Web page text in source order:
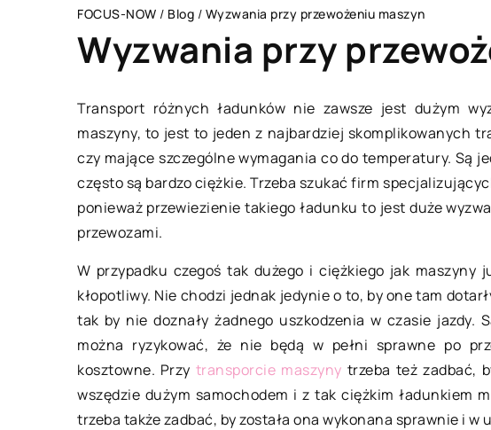
FOCUS-NOW / Blog / Wyzwania przy przewożeniu maszyn
Wyzwania przy
Transport różnych ładunków nie zawsze jest dużym
maszyny, to jest to jeden z najbardziej skomplikowanych
czy mające szczególne wymagania co do temperatury. Są
często są bardzo ciężkie. Trzeba szukać firm
ponieważ przewiezienie takiego ładunku to jest duże
przewozami.
W przypadku czegoś tak dużego i ciężkiego jak
kłopotliwy. Nie chodzi jednak jedynie o to, by one tam
tak by nie doznały żadnego uszkodzenia w czasie
można ryzykować, że nie będą w pełni sprawne po
kosztowne. Przy transporcie maszyny trzeba też zadbać,
wszędzie dużym samochodem i z tak ciężkim ładunkiem
trzeba także zadbać, by została ona wykonana sprawnie i
CZŁOWIEK I STYL
28 stycznia 2021
Czego nauczą dziecko zabawki
edukacyjne?
Rozwój dziecka rozpoczyna się